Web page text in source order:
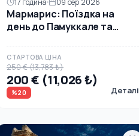
Мармарис: Поїздка на
день до Памуккале та
повітряній кулі
СТАРТОВА ЦІНА
250 € (13,783 ₺)
200 € (11,026 ₺)
%20 Деталі